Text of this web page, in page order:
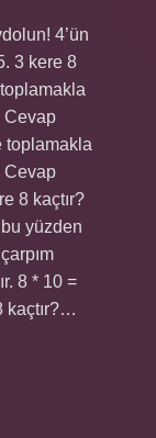
4’ün
3 kere 8
Cevap
toplamakla
Cevap
8 kaçtır?
bu yüzden
8 * 10 =
kaçtır?…